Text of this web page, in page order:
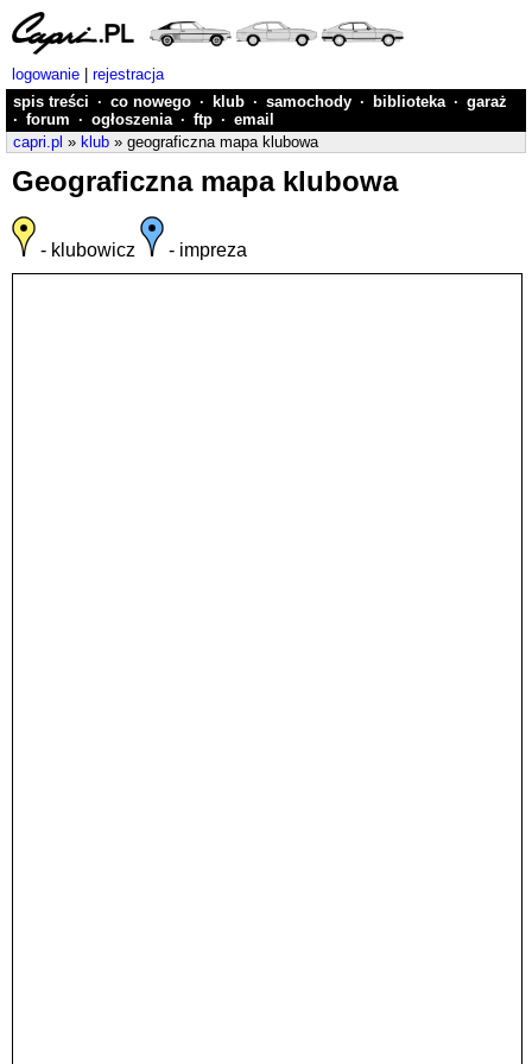
logowanie
rejestracja
spis treści · co nowego · klub · samochody · biblioteka · garaż
· forum · ogłoszenia · ftp · email
capri.pl » klub » geograficzna mapa klubowa
Geograficzna mapa klubowa
- klubowicz - impreza